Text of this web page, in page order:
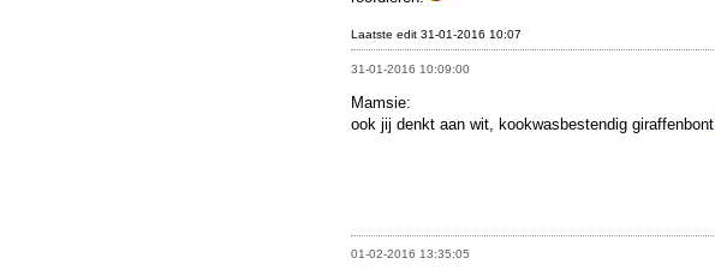
Laatste edit 31-01-2016 10:07
31-01-2016 10:09:00
Mamsie:
ook jij denkt aan wit, kookwasbestendig giraffenbont
01-02-2016 13:35:05